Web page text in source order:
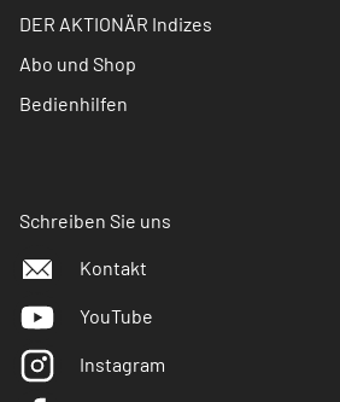
DER AKTIONÄR Indizes
Abo und Shop
Bedienhilfen
Schreiben Sie uns
Kontakt
YouTube
Instagram